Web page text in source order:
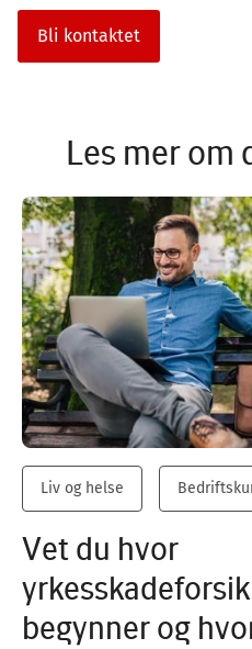
Bli kontaktet
Les mer om
Liv og helse
Vet du hvor
begynner og